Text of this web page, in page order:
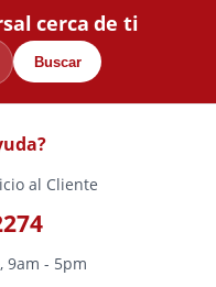
cerca de ti
Buscar
al Cliente
9am - 5pm